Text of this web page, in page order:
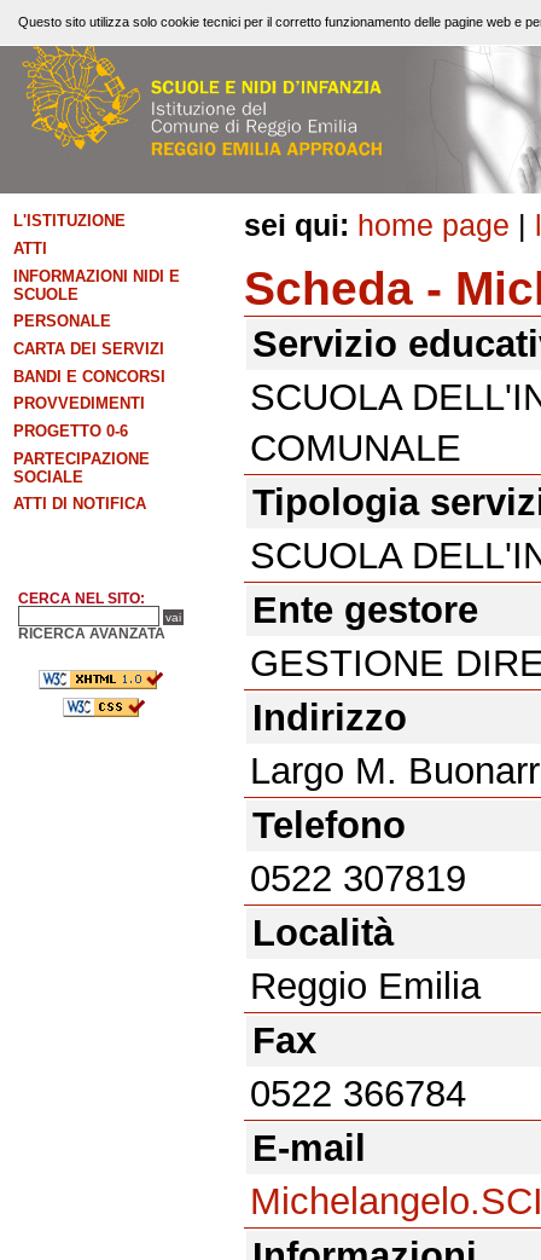
sei qui: home page |
Scheda -
Servizio
SCUOLA
COMUNALE
Tipologia
SCUOLA
Ente gestore
GESTIONE
Indirizzo
Largo M.
Telefono
0522 307819
Località
Reggio Emilia
Fax
0522 366784
E-mail
L'ISTITUZIONE
ATTI
INFORMAZIONI NIDI E
SCUOLE
PERSONALE
CARTA DEI SERVIZI
BANDI E CONCORSI
PROVVEDIMENTI
PROGETTO 0-6
PARTECIPAZIONE
SOCIALE
ATTI DI NOTIFICA
CERCA NEL SITO:
RICERCA AVANZATA
Questo sito utilizza solo cookie tecnici per il corretto funzionamento delle pagine web e